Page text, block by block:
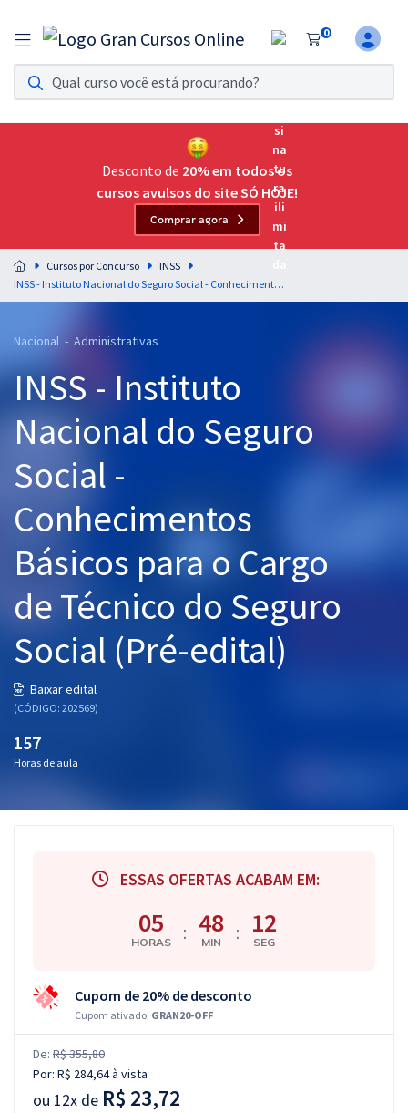
0
Assinatura Ilimitada 11
Acesso a todos os cursos. Teste grátis por 7 dias!
Assinatura OAB Até Passar
Acesso ilimitado a toda preparação para o Exame da
Residências Multiprofissionais
Preparação completa e intensiva para as principais
residências em saúde do Brasil
Cursos 20% OFF
Pós
Graduação
OAB
Mentorias
Questões grátis
Conteúdo gratuito
Aprovados
Desconto de 20% em todos os
cursos avulsos do site SÓ HOJE!
Comprar agora
Cursos por Concurso
INSS
INSS - Instituto Nacional do Seguro Social - Conhecimentos Básicos para o Cargo de Técnico do Seguro Social (Pré-edital)
Nacional - Administrativas
INSS - Instituto
Nacional do Seguro
Social -
Conhecimentos
Básicos para o Cargo
de Técnico do Seguro
Social (Pré-edital)
Baixar edital
(CÓDIGO: 202569)
157
Horas de aula
ESSAS OFERTAS ACABAM EM:
05
HORAS : 48
MIN : 11
SEG
Cupom de 20% de desconto
Cupom ativado: GRAN20-OFF
De: R$ 355,80
Por: R$ 284,64à vista
ou 12x de R$ 23,72